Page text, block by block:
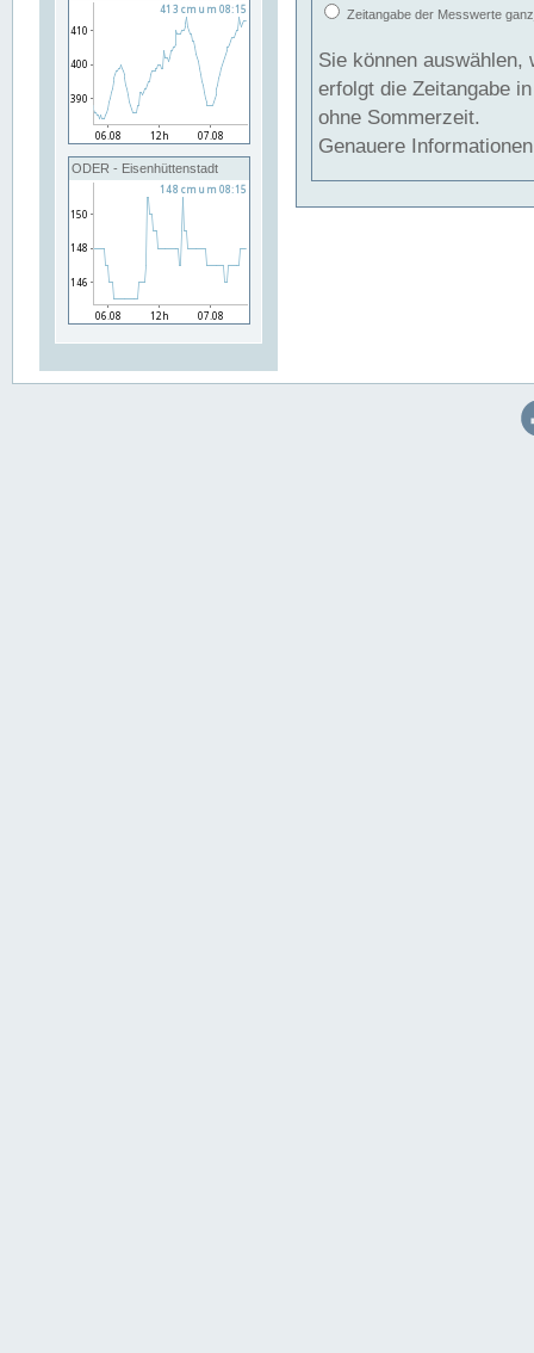
ODER - Eisenhüttenstadt
Zeitangabe der Messwerte
Sie können auswählen,
erfolgt die Zeitangabe
ohne Sommerzeit.
Genauere